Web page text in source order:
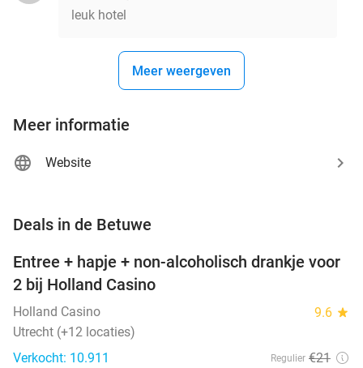
leuk hotel
Meer weergeven
Meer informatie
Website
Deals in de Betuwe
52%
Entree + hapje + non-alcoholisch drankje voor
2 bij Holland Casino
Holland Casino 9.6 star
Utrecht (+12 locaties)
Verkocht: 10.911
Regulier €21